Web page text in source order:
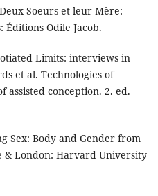
Soeurs et leur Mère:
Éditions Odile Jacob.
Limits: interviews in
et al. Technologies of
assisted conception. 2. ed.
Sex: Body and Gender from
& London: Harvard University